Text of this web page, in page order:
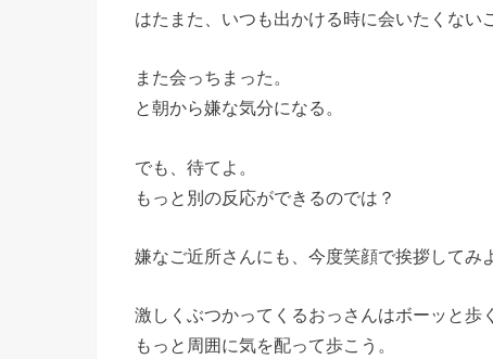
はたまた、いつも出かける時に会いたくない
また会っちまった。
と朝から嫌な気分になる。
でも、待てよ。
もっと別の反応ができるのでは？
嫌なご近所さんにも、今度笑顔で挨拶してみ
激しくぶつかってくるおっさんはボーッと歩
もっと周囲に気を配って歩こう。